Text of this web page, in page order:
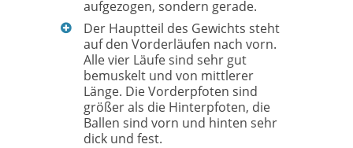
aufgezogen, sondern gerade.
Der Hauptteil des Gewichts steht
auf den Vorderläufen nach vorn.
Alle vier Läufe sind sehr gut
bemuskelt und von mittlerer
Länge. Die Vorderpfoten sind
größer als die Hinterpfoten, die
Ballen sind vorn und hinten sehr
dick und fest.